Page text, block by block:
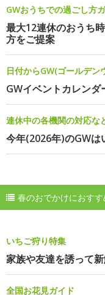
GWおうちでの過ごし方
最大12連休のおうち
方をご提案
日付からGW(ゴールデン
GWイベントカレンダ
連休中の各機関の対応な
今年(2026年)のGWは
春のおでかけにおすす
いちご狩り特集
家族や友達を誘って
全国お花見ガイド